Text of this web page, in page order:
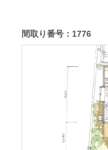
間取り番号：1776